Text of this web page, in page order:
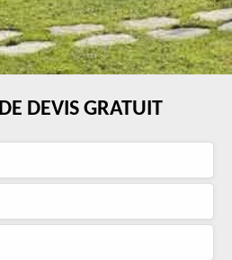
DEVIS GRATUIT